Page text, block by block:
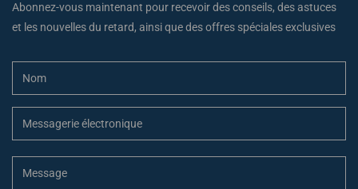
Abonnez-vous maintenant pour recevoir des conseils, des astuces
et les nouvelles du retard, ainsi que des offres spéciales exclusives